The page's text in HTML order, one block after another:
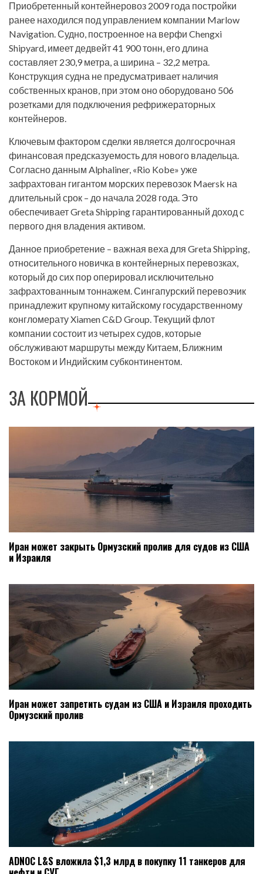
Приобретенный контейнеровоз 2009 года постройки
ранее находился под управлением компании Marlow
Navigation. Судно, построенное на верфи Chengxi
Shipyard, имеет дедвейт 41 900 тонн, его длина
составляет 230,9 метра, а ширина – 32,2 метра.
Конструкция судна не предусматривает наличия
собственных кранов, при этом оно оборудовано 506
розетками для подключения рефрижераторных
контейнеров.
Ключевым фактором сделки является долгосрочная
финансовая предсказуемость для нового владельца.
Согласно данным Alphaliner, «Rio Kobe» уже
зафрахтован гигантом морских перевозок Maersk на
длительный срок – до начала 2028 года. Это
обеспечивает Greta Shipping гарантированный доход с
первого дня владения активом.
Данное приобретение – важная веха для Greta Shipping,
относительного новичка в контейнерных перевозках,
который до сих пор оперировал исключительно
зафрахтованным тоннажем. Сингапурский перевозчик
принадлежит крупному китайскому государственному
конгломерату Xiamen C&D Group. Текущий флот
компании состоит из четырех судов, которые
обслуживают маршруты между Китаем, Ближним
Востоком и Индийским субконтинентом.
ЗА КОРМОЙ
Иран может закрыть Ормузский пролив для судов из США
и Израиля
Иран может запретить судам из США и Израиля проходить
Ормузский пролив
ADNOC L&S вложила $1,3 млрд в покупку 11 танкеров для